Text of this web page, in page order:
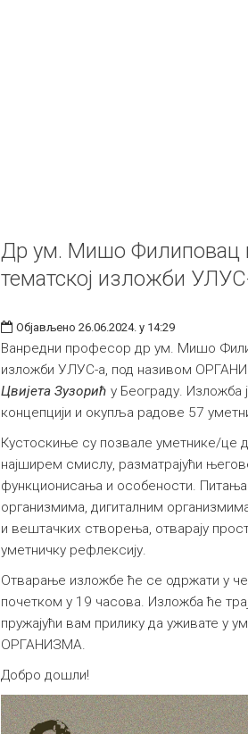
Др ум. Мишо Филиповац
тематској изложби
Објављено 26.06.2024. у 14:29
Ванредни професор др ум. Мишо
изложби УЛУС-а, под називом
Цвијета Зузорић у Београду. Изложба
концепцији и окупља радове 57
Кустоскиње су позвале уметнике/це
најширем смислу, разматрајући
функционисања и особености.
организмима, дигиталним
и вештачких створења, отварају
уметничку рефлексију.
Отварање изложбе ће се одржати у
почетком у 19 часова. Изложба ће
пружајући вам прилику да уживате у
ОРГАНИЗМА.
Добро дошли!